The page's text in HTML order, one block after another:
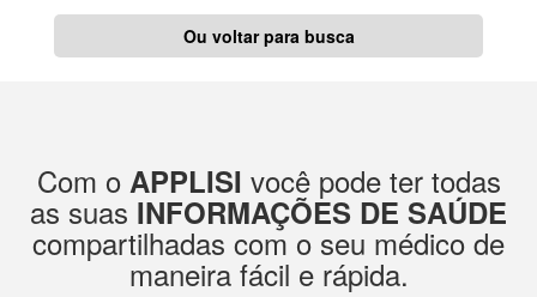
Ou voltar para busca
Com o APPLISI você pode ter todas
as suas INFORMAÇÕES DE SAÚDE
compartilhadas com o seu médico de
maneira fácil e rápida.